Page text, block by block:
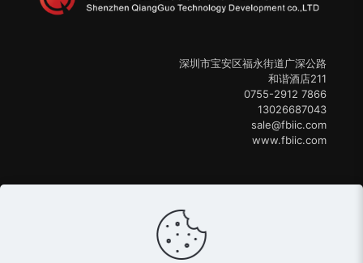
深圳市宝安区福永街道广深公路
和谐酒店211
0755-2912 7866
13026687043
sale@fbiic.com
www.fbiic.com